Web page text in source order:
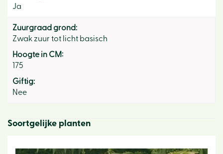
Ja
Zuurgraad grond:
Zwak zuur tot licht basisch
Hoogte in CM:
175
Giftig:
Nee
Soortgelijke planten